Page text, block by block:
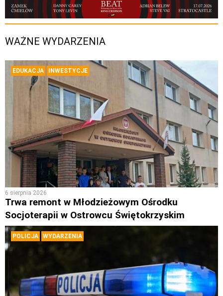
WAŻNE WYDARZENIA
EDUKACJA INWESTYCJE
6 sierpnia 2026
Trwa remont w Młodzieżowym Ośrodku
Socjoterapii w Ostrowcu Świętokrzyskim
POLICJA WYDARZENIA